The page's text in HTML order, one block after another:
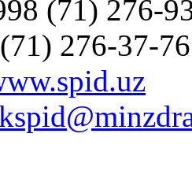
(71) 276-
276-37-76